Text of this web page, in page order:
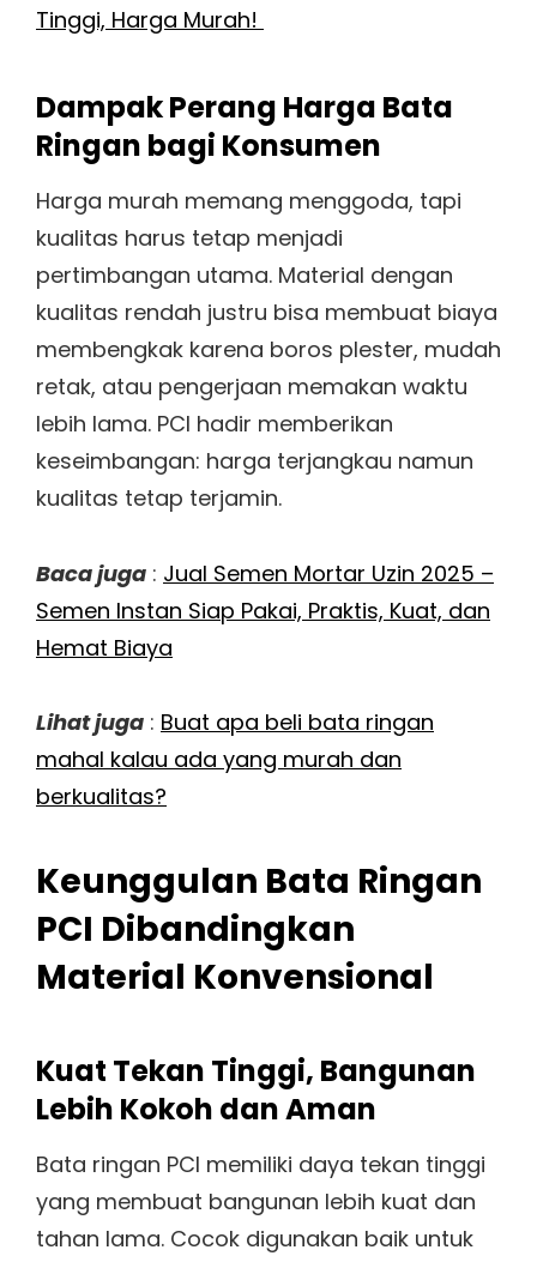
Tinggi, Harga Murah!
Dampak Perang Harga Bata
Ringan bagi Konsumen
Harga murah memang menggoda, tapi
kualitas harus tetap menjadi
pertimbangan utama. Material dengan
kualitas rendah justru bisa membuat biaya
membengkak karena boros plester, mudah
retak, atau pengerjaan memakan waktu
lebih lama. PCI hadir memberikan
keseimbangan: harga terjangkau namun
kualitas tetap terjamin.
Baca juga : Jual Semen Mortar Uzin 2025 –
Semen Instan Siap Pakai, Praktis, Kuat, dan
Hemat Biaya
Lihat juga : Buat apa beli bata ringan
mahal kalau ada yang murah dan
berkualitas?
Keunggulan Bata Ringan
PCI Dibandingkan
Material Konvensional
Kuat Tekan Tinggi, Bangunan
Lebih Kokoh dan Aman
Bata ringan PCI memiliki daya tekan tinggi
yang membuat bangunan lebih kuat dan
tahan lama. Cocok digunakan baik untuk